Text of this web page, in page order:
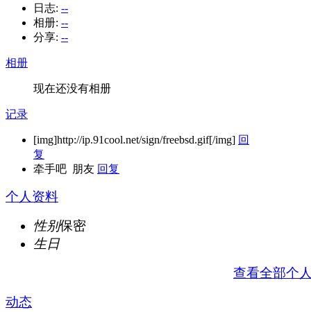
日志: --
相册: --
分享: --
相册
现在还没有相册
记录
[img]http://ip.91cool.net/sign/freebsd.gif[/img] 回
复
牵手吧 朋友 回复
个人资料
性别保密
生日
查看全部个
动态